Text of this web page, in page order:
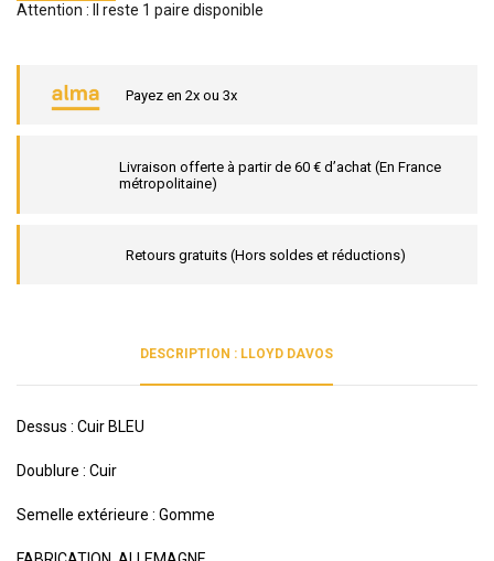
Attention : Il reste 1 paire disponible
Payez en 2x ou 3x
Livraison offerte à partir de 60 € d’achat (En France
métropolitaine)
Retours gratuits (Hors soldes et réductions)
DESCRIPTION : LLOYD DAVOS
Dessus : Cuir BLEU
Doublure : Cuir
Semelle extérieure : Gomme